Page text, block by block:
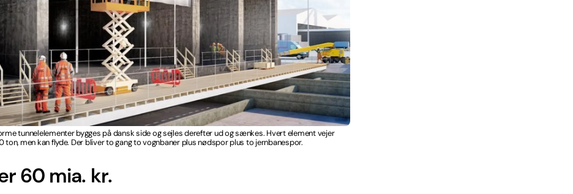
tunnelelementer bygges på dansk side og sejles derefter ud og sænkes. Hvert element vejer
ton, men kan flyde. Der bliver to gang to vognbaner plus nødspor plus to jernbanespor.
60 mia. kr.